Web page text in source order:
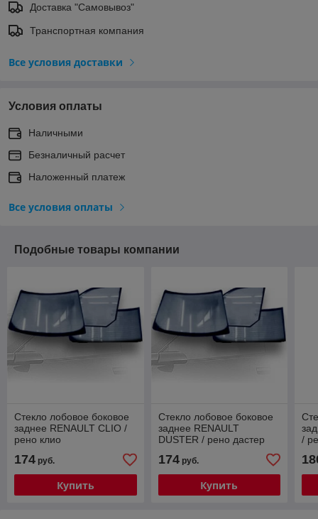
Доставка "Самовывоз"
Транспортная компания
Все условия доставки
Условия оплаты
Наличными
Безналичный расчет
Наложенный платеж
Все условия оплаты
Подобные товары компании
Стекло лобовое боковое
заднее RENAULT CLIO /
рено клио
174 руб.
Купить
Стекло лобовое боковое
заднее RENAULT
DUSTER / рено дастер
174руб.
Купить
/